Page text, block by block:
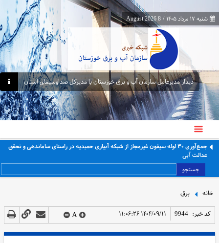
شنبه ۱۷ مرداد ۱۴۰۵ /
8 August 2026
دیدار مدیرعامل سازمان آب و برق خوزستان با مدیرکل صداوسیمای استان
جمع‌آوری ۳۰ لوله سیفون غیرمجاز از شبکه آبیاری حمیدیه در راستای ساماندهی و تحقق
عدالت آبی
جستجو
خانه برق
کد خبر: 9944 ۱۴۰۴/۰۹/۱۱ ۱۱:۰۶:۲۶ A